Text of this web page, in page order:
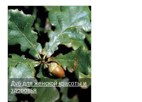
Дуб для женской красоты и
здоровья